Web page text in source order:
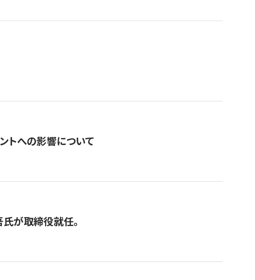
トへの影響について
が取締役就任。